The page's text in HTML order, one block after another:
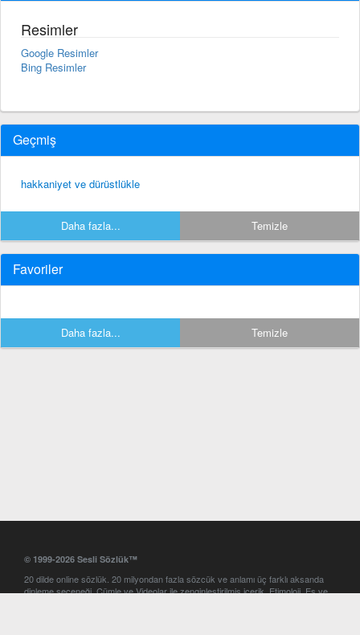
Resimler
Google Resimler
Bing Resimler
Geçmiş
hakkaniyet ve dürüstlükle
Daha fazla... Temizle
Favoriler
Daha fazla... Temizle
© 1999-2026 Sesli Sözlük™
20 dilde online sözlük. 20 milyondan fazla sözcük ve anlamı üç farklı aksanda
dinleme seçeneği. Cümle ve Videolar ile zenginleştirilmiş içerik. Etimoloji, Eş ve